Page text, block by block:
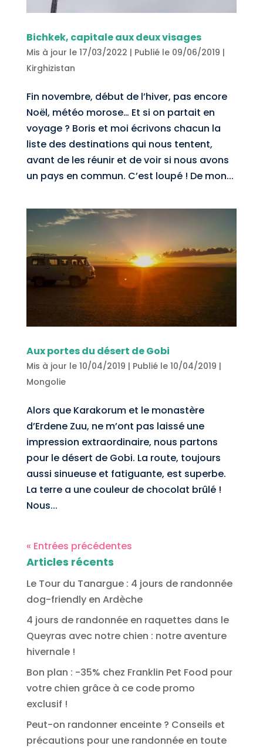
Bichkek, capitale aux deux visages
Mis à jour le 17/03/2022 | Publié le 09/06/2019 |
Kirghizistan
Fin novembre, début de l’hiver, pas encore
Noël, météo morose… Et si on partait en
voyage ? Boris et moi écrivons chacun la
liste des destinations qui nous tentent,
avant de les réunir et de voir si nous avons
un pays en commun. C’est loupé ! De mon...
Aux portes du désert de Gobi
Mis à jour le 10/04/2019 | Publié le 10/04/2019 |
Mongolie
Alors que Karakorum et le monastère
d’Erdene Zuu, ne m’ont pas laissé une
impression extraordinaire, nous partons
pour le désert de Gobi. La route, toujours
aussi sinueuse et fatiguante, est superbe.
La terre a une couleur de chocolat brûlé !
Nous...
« Entrées précédentes
Articles récents
Le Tour du Tanargue : 4 jours de randonnée
dog-friendly en Ardèche
4 jours de randonnée en raquettes dans le
Queyras avec notre chien : notre aventure
hivernale !
Bon plan : -35% chez Franklin Pet Food pour
votre chien grâce à ce code promo
exclusif !
Peut-on randonner enceinte ? Conseils et
précautions pour une randonnée en toute